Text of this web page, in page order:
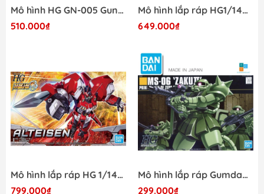
Mô hình HG GN-005 Gundam Virtue Bandai
510.000₫
Mô hình lắp ráp HG1/144 Gundam Perfect Strike Freedom Bandai
649.000₫
Mô hình lắp ráp HG 1/144 Alteisen Bandai
799.000₫
Mô hình lắp ráp Gumdam Bandai HG UC 040 MS-06 Zaku II Mass - GDC
299.000₫